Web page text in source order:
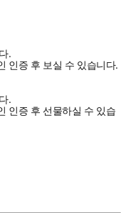
.
인증 후 보실 수 있습니다.
.
인증 후 선물하실 수 있습